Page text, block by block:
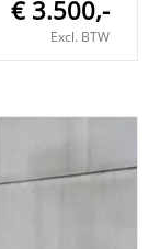
€ 3.500,-
Excl. BTW